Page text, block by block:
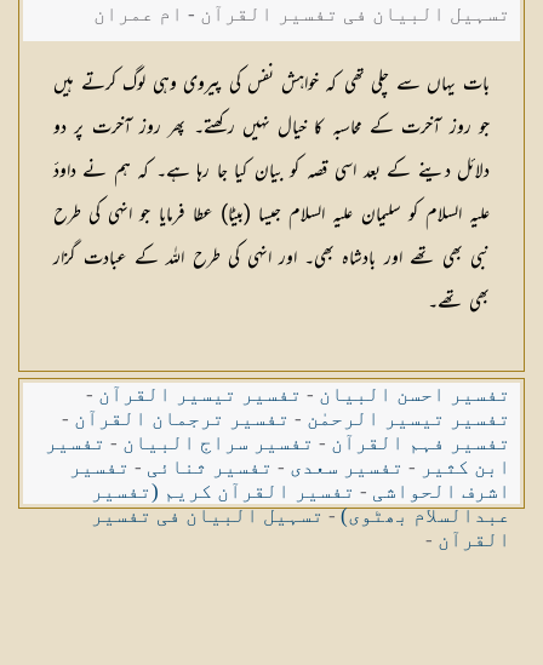
تسہیل البیان فی تفسیر القرآن - ام عمران
شکیلہ بنت میاں فضل حسین
بات یہاں سے چلی تھی کہ خواہش نفس کی پیروی وہی لوگ کرتے ہیں
جو روز آخرت کے محاسبہ کا خیال نہیں رکھتے۔ پھر روز آخرت پر دو
دلائل دینے کے بعد اسی قصہ کو بیان کیا جا رہا ہے۔ کہ ہم نے داودٔ
علیہ السلام کو سلیمان علیہ السلام جیسا (بیٹا) عطا فرمایا جو انہی کی طرح
نبی بھی تھے اور بادشاہ بھی۔ اور انہی کی طرح اللہ کے عبادت گزار
بھی تھے۔
تفسیر احسن البیان - تفسیر تیسیر القرآن -
تفسیر تیسیر الرحمٰن - تفسیر ترجمان القرآن -
تفسیر فہم القرآن - تفسیر سراج البیان - تفسیر
ابن کثیر - تفسیر سعدی - تفسیر ثنائی - تفسیر
اشرف الحواشی - تفسیر القرآن کریم (تفسیر
عبدالسلام بھٹوی)-تسہیل البیان فی تفسیر
القرآن -